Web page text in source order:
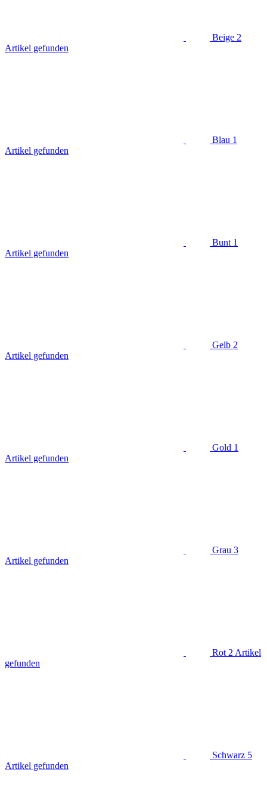
Beige 2
Artikel gefunden
Blau 1
Artikel gefunden
Bunt 1
Artikel gefunden
Gelb 2
Artikel gefunden
Gold 1
Artikel gefunden
Grau 3
Artikel gefunden
Rot 2 Artikel
gefunden
Schwarz 5
Artikel gefunden